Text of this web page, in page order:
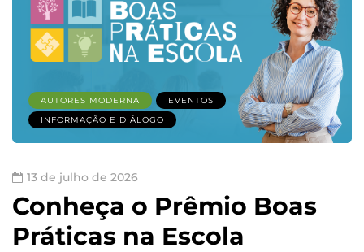
AUTORES MODERNA
EVENTOS
INFORMAÇÃO E DIÁLOGO
13 de julho de 2026
Conheça o Prêmio Boas
Práticas na Escola